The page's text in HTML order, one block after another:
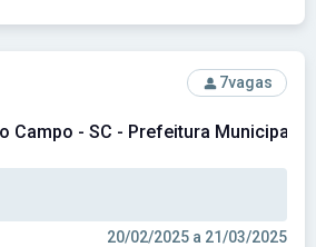
de Rio do Campo - SC - Prefeitura
7vagas
Campo - SC - Prefeitura Municipal
20/02/2025 a 21/03/2025